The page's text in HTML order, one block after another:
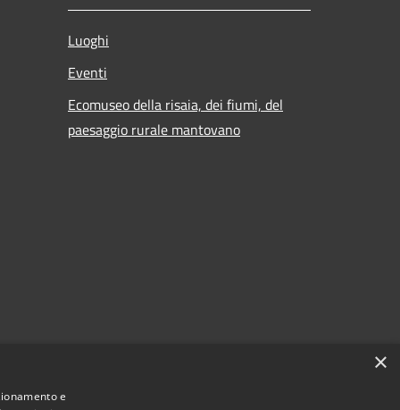
Luoghi
Eventi
Ecomuseo della risaia, dei fiumi, del
paesaggio rurale mantovano
×
e